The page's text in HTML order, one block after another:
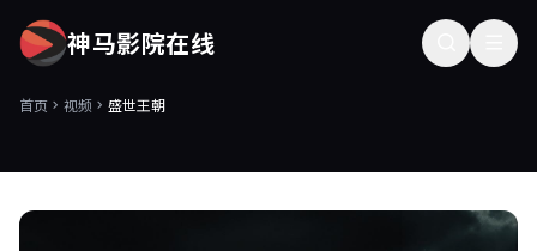
神马影院在线
首页 视频 盛世王朝